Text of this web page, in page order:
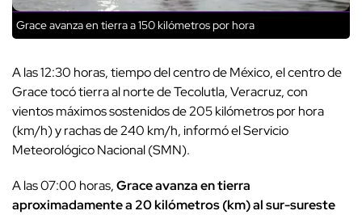
Grace avanza en tierra a 150 kilómetros por hora
A las 12:30 horas, tiempo del centro de México, el centro de
Grace tocó tierra al norte de Tecolutla, Veracruz, con
vientos máximos sostenidos de 205 kilómetros por hora
(km/h) y rachas de 240 km/h, informó el Servicio
Meteorológico Nacional (SMN).
A las 07:00 horas,Grace avanza en tierra
aproximadamente a 20 kilómetros (km) al sur-sureste